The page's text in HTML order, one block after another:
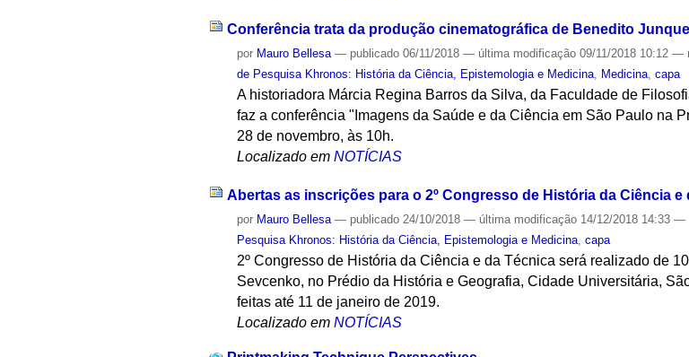
Conferência trata da produção cinematográfica de Benedito
por Mauro Bellesa — publicado 06/11/2018— última modificação 09/11/2018 10:12—
de Pesquisa Khronos: História da Ciência, Epistemologia e Medicina, Medicina,capa
A historiadora Márcia Regina Barros da Silva, da Faculdade de
faz a conferência "Imagens da Saúde e da Ciência em São Paulo na
28 de novembro, às 10h.
Localizado em NOTÍCIAS
Abertas as inscrições para o 2º Congresso de História da Ciência e
por Mauro Bellesa — publicado 24/10/2018— última modificação 14/12/2018 14:33—
Pesquisa Khronos: História da Ciência, Epistemologia e Medicina ,capa
2º Congresso de História da Ciência e da Técnica será realizado de
Sevcenko, no Prédio da História e Geografia, Cidade Universitária,
feitas até 11 de janeiro de 2019.
Localizado em NOTÍCIAS